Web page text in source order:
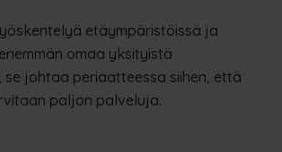
etäympäristöissä ja
omaa yksityistä
johtaa periaatteessa siihen, että
paljon palveluja.